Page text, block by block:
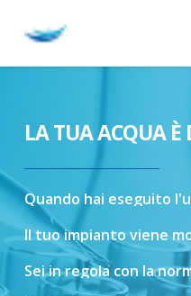
LA TUA ACQUA È
Quando hai eseguito
Il tuoimpianto viene
Seiinregola con la